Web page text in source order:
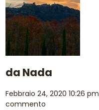
da Nada
Febbraio 24, 2020 10:26 pm
commento